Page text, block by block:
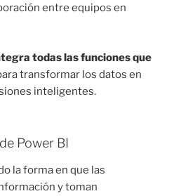
entre equipos en
todas las funciones que
transformar los datos en
inteligentes.
Power BI
la forma en que las
y toman